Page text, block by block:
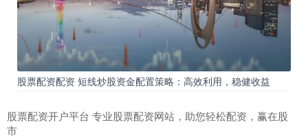
股票配资配资 短线炒股资金配置策略：高效利用，稳健收益
股票配资开户平台 专业股票配资网站，助您轻松配资，赢在股
市